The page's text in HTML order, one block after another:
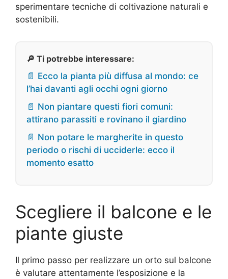
sperimentare tecniche di coltivazione naturali e
sostenibili.
🔎 Ti potrebbe interessare:
📄 Ecco la pianta più diffusa al mondo: ce
l’hai davanti agli occhi ogni giorno
📄 Non piantare questi fiori comuni:
attirano parassiti e rovinano il giardino
📄 Non potare le margherite in questo
periodo o rischi di ucciderle: ecco il
momento esatto
Scegliere il balcone e le
piante giuste
Il primo passo per realizzare un orto sul balcone
è valutare attentamente l’esposizione e la